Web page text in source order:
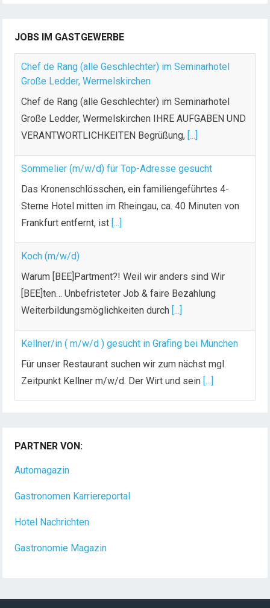
JOBS IM GASTGEWERBE
Chef de Rang (alle Geschlechter) im Seminarhotel
Große Ledder, Wermelskirchen
Chef de Rang (alle Geschlechter) im Seminarhotel
Große Ledder, Wermelskirchen IHRE AUFGABEN UND
VERANTWORTLICHKEITEN Begrüßung, [...]
Sommelier (m/w/d) für Top-Adresse gesucht
Das Kronenschlösschen, ein familiengeführtes 4-
Sterne Hotel mitten im Rheingau, ca. 40 Minuten von
Frankfurt entfernt, ist [...]
Koch (m/w/d)
Warum [BEE]Partment?! Weil wir anders sind Wir
[BEE]ten… Unbefristeter Job & faire Bezahlung
Weiterbildungsmöglichkeiten durch [...]
Kellner/in ( m/w/d ) gesucht in Grafing bei München
Für unser Restaurant suchen wir zum nächst mgl.
Zeitpunkt Kellner m/w/d. Der Wirt und sein [...]
Dein Arbeitsplatz mit Urlaubsfeeling Chef de Rang
(m/w/d) Du bist Gastgeber aus Leidenschaft und
PARTNER VON:
Automagazin
Gastronomen Karriereportal
Hotel Nachrichten
Gastronomie Magazin